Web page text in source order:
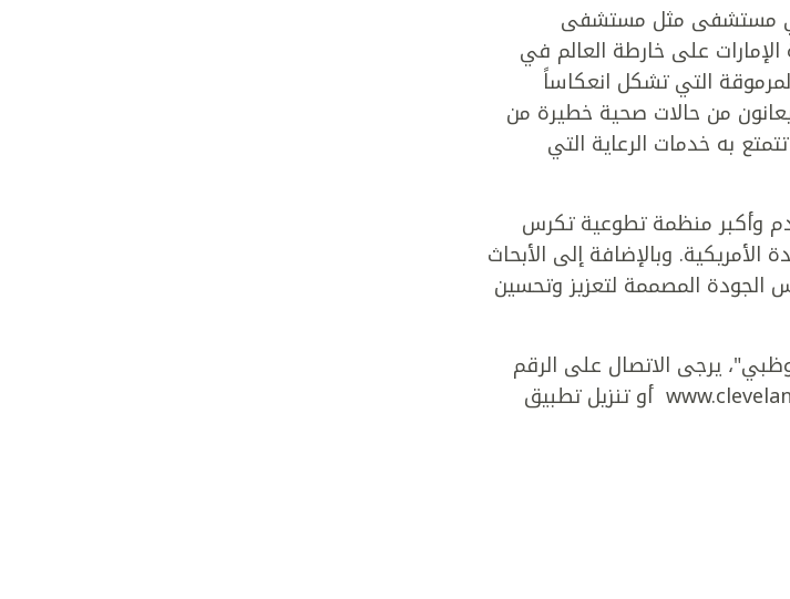
في مستشفى مثل مستشفى
على خارطة العالم في
التي تشكل انعكاساً
يعانون من حالات صحية خطيرة من
به خدمات الرعاية التي
الأمريكية تاسست في عام 1924، وهي أقدم وأكبر منظمة تطوعية تكرس
وبالإضافة إلى الأبحاث
الجودة المصممة لتعزيز وتحسين
يرجى الاتصال على الرقم
3222 8 800، أو تفضل بزيارة الموقع الإلكتروني www.clevelandclinicabudhabi.ae أو تنزيل تطبيق